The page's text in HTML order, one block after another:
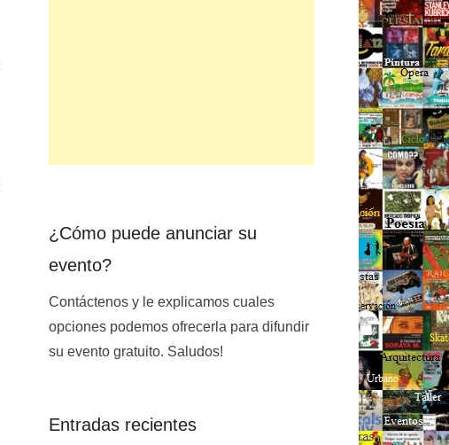
¿Cómo puede anunciar su
evento?
Contáctenos y le explicamos cuales
opciones podemos ofrecerla para difundir
su evento gratuito. Saludos!
Entradas recientes